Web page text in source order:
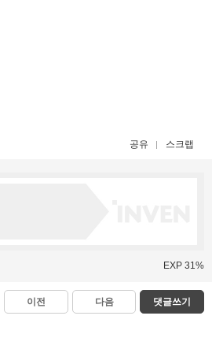
공유 스크랩
EXP 31%
이전 다음 댓글쓰기